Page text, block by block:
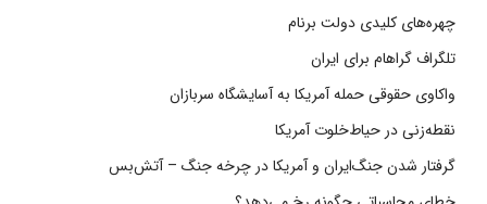
چهره‌های کلیدی دولت برنام
تلگراف گراهام برای ایران
واکاوی حقوقی حمله آمریکا به آسایشگاه سربازان
نقطه‌زنی در حیاط‌خلوت آمریکا
گرفتار شدن جنگ‌ایران و آمریکا در چرخه جنگ – آتش‌بس